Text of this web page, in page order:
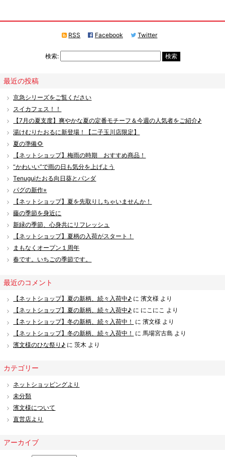
RSS Facebook Twitter
検索:
最近の投稿
京急シリーズをご覧ください
スイカフェス！！
【7月の夏支度】爽やかな夏の定番モチーフ＆今週の人気者をご紹介♪
湯けむりたおるに新登場！【二子玉川店限定】
夏の準備🌻
【ネットショップ】梅雨の時期 おすすめ商品！
“かわいい”で雨の日も気分を上げよう
Tenuguiたおる向日葵とパンダ
パグの新作⭐︎
【ネットショップ】夏を先取りしちゃいませんか！
藤の季節を身近に
新緑の季節、心身共にリフレッシュ
【ネットショップ】夏柄の入荷がスタート！
まもなくオープン１周年
春です。いちごの季節です。
最近のコメント
【ネットショップ】夏の新柄、続々入荷中♪ に濱文様 より
【ネットショップ】夏の新柄、続々入荷中♪ に にこにこ より
【ネットショップ】冬の新柄、続々入荷中！ に濱文様 より
【ネットショップ】冬の新柄、続々入荷中！ に馬場宮古島 より
濱文様のひな祭り♪ に茨木 より
カテゴリー
ネットショッピングより
未分類
濱文様について
直営店より
アーカイブ